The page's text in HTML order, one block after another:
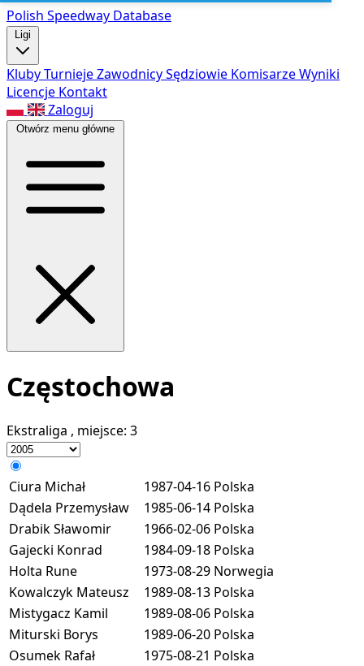
Polish Speedway Database
Ligi
KlubyTurniejeZawodnicySędziowie KomisarzeWyniki
Licencje Kontakt
Zaloguj
Otwórz menu główne
Częstochowa
Ekstraliga , miejsce: 3
Ciura Michał 1987-04-16 Polska
Dądela Przemysław
1985-06-14 Polska
Drabik Sławomir
1966-02-06 Polska
Gajecki Konrad
1984-09-18 Polska
Holta Rune
1973-08-29 Norwegia
Kowalczyk Mateusz
1989-08-13 Polska
Mistygacz Kamil
1989-08-06 Polska
Miturski Borys
1989-06-20 Polska
Osumek Rafał
1975-08-21 Polska